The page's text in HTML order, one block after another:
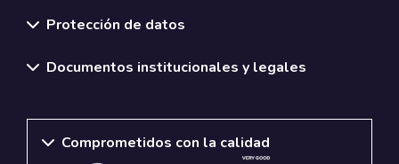
Protección de datos
Documentos institucionales y legales
Comprometidos con la calidad